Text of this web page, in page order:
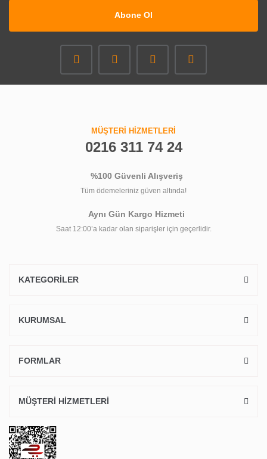
Abone Ol
MÜŞTERİ HİZMETLERİ
0216 311 74 24
%100 Güvenli Alışveriş
Tüm ödemeleriniz güven altında!
Aynı Gün Kargo Hizmeti
Saat 12:00’a kadar olan siparişler için geçerlidir.
KATEGORİLER
KURUMSAL
FORMLAR
MÜŞTERİ HİZMETLERİ